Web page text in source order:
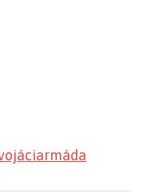
armáda